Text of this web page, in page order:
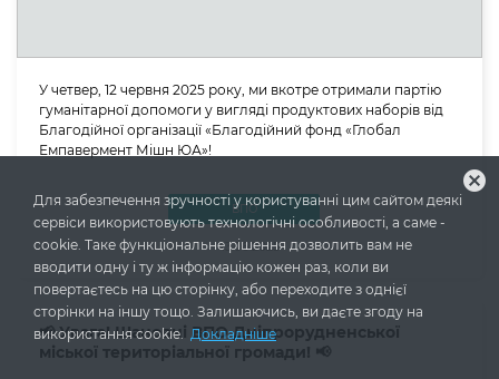
У четвер, 12 червня 2025 року, ми вкотре отримали партію
гуманітарної допомоги у вигляді продуктових наборів від
Благодійної організації «Благодійний фонд «Глобал
Емпавермент Мішн ЮА»!
ВПО
13.06.2025
📢 Увага! Шановні ВПО Дніпрорудненської
міської територіальної громади! 📢
Для забезпечення зручності у користуванні цим сайтом деякі
сервіси використовують технологічні особливості, а саме -
cookie. Таке функціональне рішення дозволить вам не
вводити одну і ту ж інформацію кожен раз, коли ви
повертаєтесь на цю сторінку, або переходите з однієї
сторінки на іншу тощо. Залишаючись, ви даєте згоду на
використання cookie. Докладніше
cancel